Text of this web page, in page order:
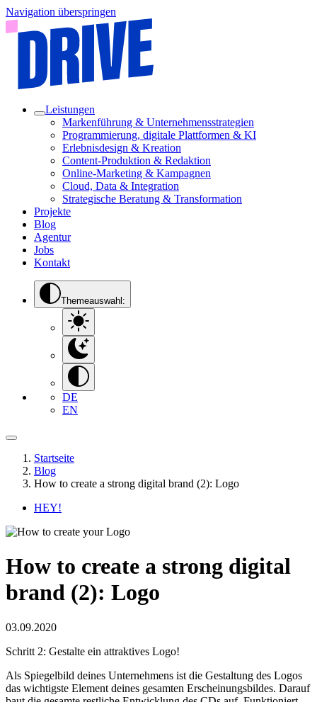
Navigation überspringen
Leistungen
Markenführung & Unternehmensstrategien
Programmierung, digitale Plattformen & KI
Erlebnisdesign & Kreation
Content-Produktion & Redaktion
Online-Marketing & Kampagnen
Cloud, Data & Integration
Strategische Beratung & Transformation
Projekte
Blog
Agentur
Jobs
Kontakt
Themeauswahl:
DE
EN
Startseite
Blog
How to create a strong digital brand (2): Logo
HEY!
How to create a strong digital
brand (2): Logo
03.09.2020
Schritt 2: Gestalte ein attraktives Logo!
Als Spiegelbild deines Unternehmens ist die Gestaltung des Logos
das wichtigste Element deines gesamten Erscheinungsbildes. Darauf